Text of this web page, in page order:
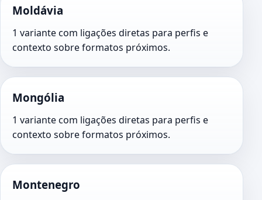
Moldávia
1 variante com ligações diretas para perfis e
contexto sobre formatos próximos.
Mongólia
1 variante com ligações diretas para perfis e
contexto sobre formatos próximos.
Montenegro